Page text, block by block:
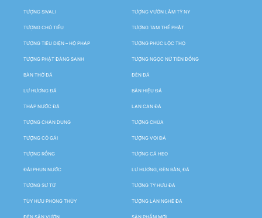
TƯỢNG SIVALI TƯỢNG VƯỜN LÂM TỲ NY
TƯỢNG CHÚ TIỂU TƯỢNG TAM THẾ PHẬT
TƯỢNG TIÊU DIỆN – HỘ PHÁP TƯỢNG PHÚC LỘC THỌ
TƯỢNG PHẬT ĐẢNG SANH TƯỢNG NGỌC NỮ TIÊN ĐỒNG
BÀN THỜ ĐÁ ĐÈN ĐÁ
LƯ HƯƠNG ĐÁ BẢN HIỆU ĐÁ
THÁP NƯỚC ĐÁ LAN CAN ĐÁ
TƯỢNG CHÂN DUNG TƯỢNG CHÚA
TƯỢNG CÔ GÁI TƯỢNG VOI ĐÁ
TƯỢNG RỒNG TƯỢNG CÁ HEO
ĐÀI PHUN NƯỚC LƯ HƯƠNG, ĐÈN BÀN, ĐÁ
TƯỢNG SƯ TỬ TƯỢNG TỲ HƯU ĐÁ
TÙY HƯU PHONG THỦY TƯỢNG LÂN NGHÊ ĐÁ